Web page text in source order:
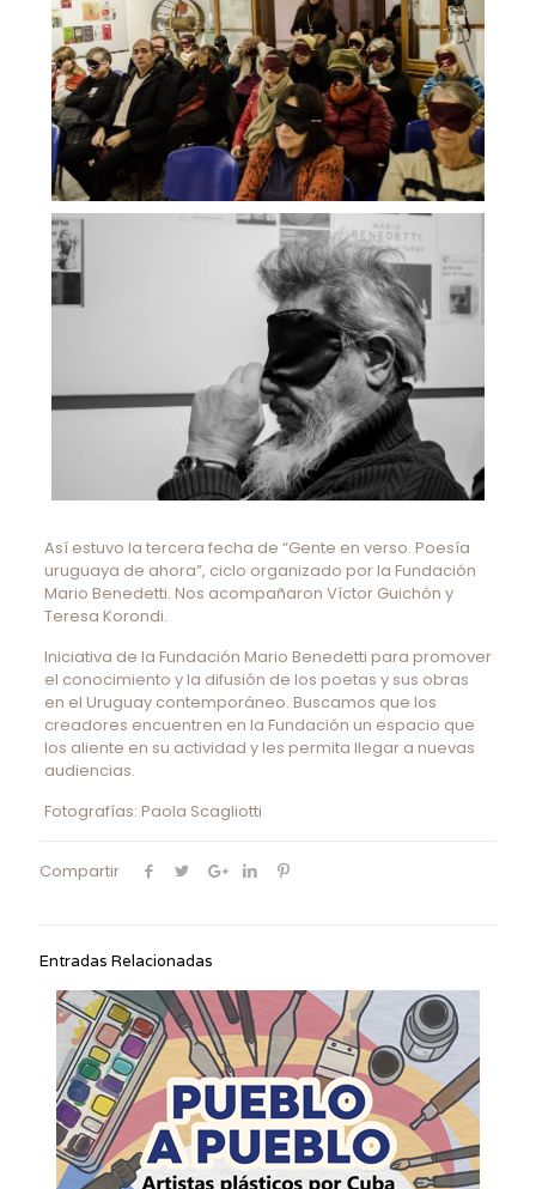
Así estuvo la tercera fecha de “Gente en verso. Poesía
uruguaya de ahora”, ciclo organizado por la Fundación
Mario Benedetti. Nos acompañaron Víctor Guichón y
Teresa Korondi.
Iniciativa de la Fundación Mario Benedetti para promover
el conocimiento y la difusión de los poetas y sus obras
en el Uruguay contemporáneo. Buscamos que los
creadores encuentren en la Fundación un espacio que
los aliente en su actividad y les permita llegar a nuevas
audiencias.
Fotografías: Paola Scagliotti
Compartir
Entradas Relacionadas